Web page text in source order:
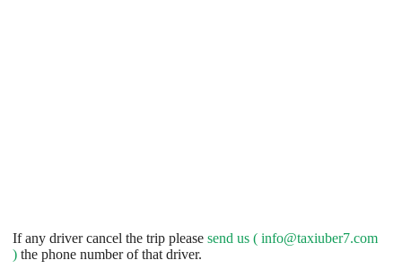
If any driver cancel the trip please send us ( info@taxiuber7.com
) the phone number of that driver.